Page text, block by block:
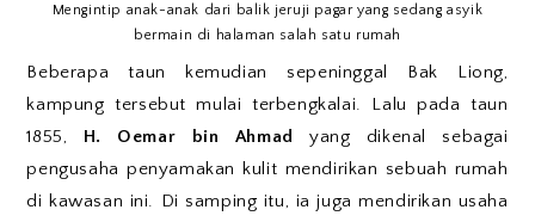
Mengintip anak-anak dari balik jeruji pagar yang sedang asyik
bermain di halaman salah satu rumah
Beberapa taun kemudian sepeninggal Bak Liong,
kampung tersebut mulai terbengkalai. Lalu pada taun
1855, H. Oemar bin Ahmad
yang dikenal sebagai
pengusaha penyamakan kulit mendirikan sebuah rumah
di kawasan ini. Di samping itu, ia juga mendirikan usaha